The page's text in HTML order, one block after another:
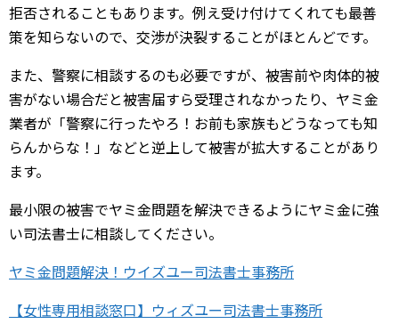
拒否されることもあります。例え受け付けてくれても最善
策を知らないので、交渉が決裂することがほとんどです。
また、警察に相談するのも必要ですが、被害前や肉体的被
害がない場合だと被害届すら受理されなかったり、ヤミ金
業者が「警察に行ったやろ！お前も家族もどうなっても知
らんからな！」などと逆上して被害が拡大することがあり
ます。
最小限の被害でヤミ金問題を解決できるようにヤミ金に強
い司法書士に相談してください。
ヤミ金問題解決！ウイズユー司法書士事務所
【女性専用相談窓口】ウィズユー司法書士事務所